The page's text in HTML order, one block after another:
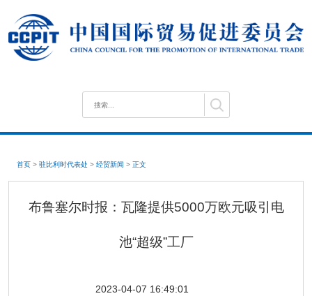
首页 > 驻比利时代表处 > 经贸新闻 > 正文
布鲁塞尔时报：瓦隆提供5000万欧元吸引电
池“超级”工厂
2023-04-07 16:49:01